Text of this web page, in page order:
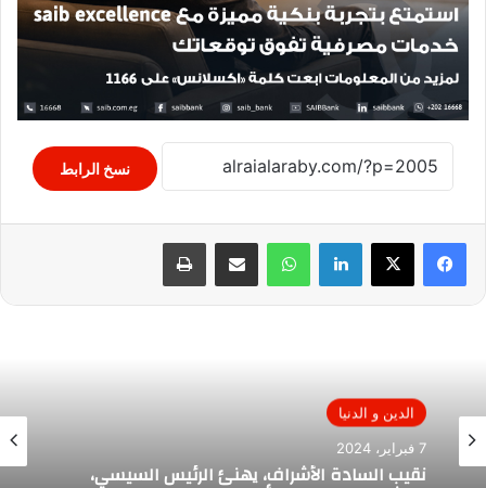
نسخ الرابط
لينكدإن واتساب مشاركة عبر البريد طباعة
الدين و الدنيا
7 فبراير، 2024
نقيب السادة الأشراف، يهنئ الرئيس السيسي،